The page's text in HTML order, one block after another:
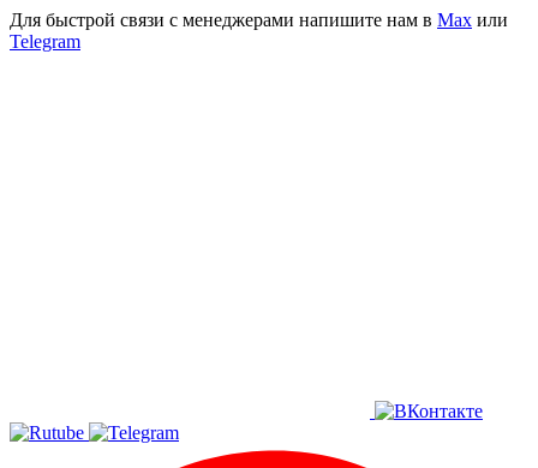
Для быстрой связи с менеджерами напишите нам в Мах или
Telegram